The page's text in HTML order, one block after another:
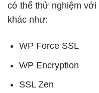
có thể thử nghiệm
khác như:
WP Force SSL
WP Encryption
SSL Zen